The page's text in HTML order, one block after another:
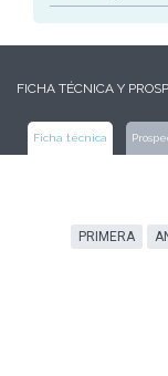
FICHA TÉCNICA Y
Ficha técnica
PRIMERA